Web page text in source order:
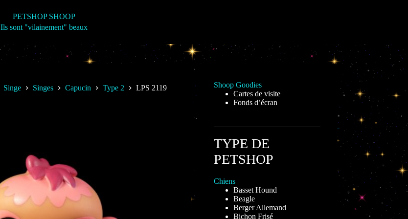
PETSHOP SHOOP
Ils sont "vilainement" beaux
Singe Singes Capucin Type 2 LPS 2119
Shoop Goodies
Cartes de visite
Fonds d’écran
TYPE DE
PETSHOP
Chiens
Basset Hound
Beagle
Berger Allemand
Bichon Frisé